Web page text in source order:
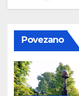
Povezano